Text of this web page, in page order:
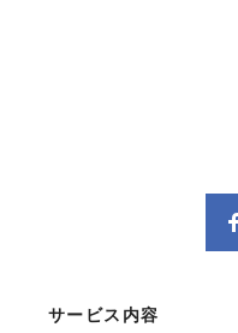
サービス内容